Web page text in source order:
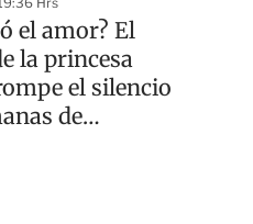
el amor? El
la princesa
el silencio
de